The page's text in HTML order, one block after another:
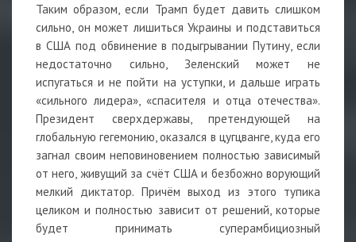
Таким образом, если Трамп будет давить слишком
сильно, он может лишиться Украины и подставиться
в США под обвинение в подыгрывании Путину, если
недостаточно сильно, Зеленский может не
испугаться и не пойти на уступки, и дальше играть
«сильного лидера», «спасителя и отца отечества».
Президент сверхдержавы, претендующей на
глобальную гегемонию, оказался в цугцванге, куда его
загнал своим неповиновением полностью зависимый
от него, живущий за счёт США и безбожно ворующий
мелкий диктатор. Причём выход из этого тупика
целиком и полностью зависит от решений, которые
будет принимать суперамбициозный